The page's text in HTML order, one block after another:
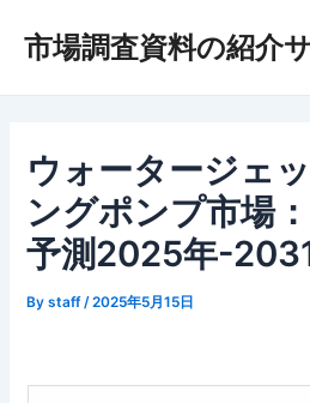
市場調査資料の紹介
ウォータージェ
ングポンプ市場
予測2025年-
Bystaff /2025年5月15日